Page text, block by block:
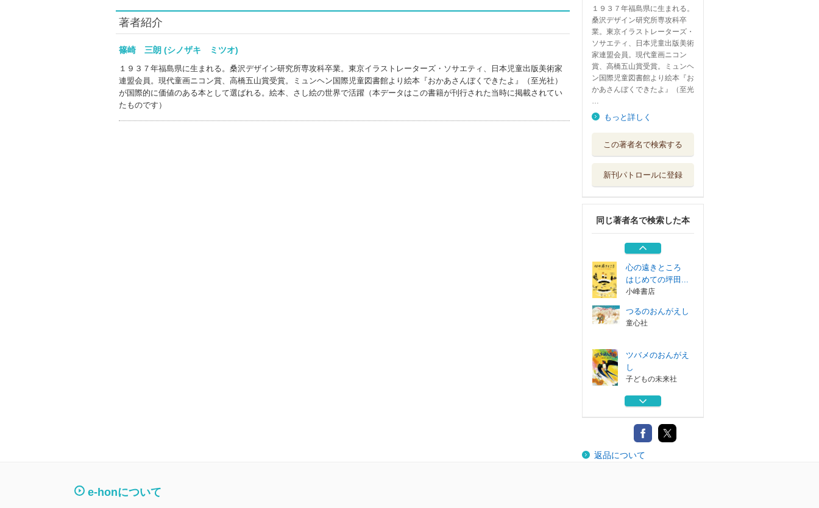
著者紹介
篠崎 三朗 (シノザキ ミツオ)
１９３７年福島県に生まれる。桑沢デザイン研究所専攻科卒業。東京イラストレーターズ・ソサエティ、日本児童出版美術家
連盟会員。現代童画ニコン賞、高橋五山賞受賞。ミュンヘン国際児童図書館より絵本『おかあさんぼくできたよ』（至光社）
が国際的に価値のある本として選ばれる。絵本、さし絵の世界で活躍（本データはこの書籍が刊行された当時に掲載されてい
たものです）
１９３７年福島県に生まれる。
桑沢デザイン研究所専攻科卒
業。東京イラストレーターズ・
ソサエティ、日本児童出版美術
家連盟会員。現代童画ニコン
賞、高橋五山賞受賞。ミュンヘ
ン国際児童図書館より絵本『お
かあさんぼくできたよ』（至光
…
もっと詳しく
この著者名で検索する
新刊パトロールに登録
同じ著者名で検索した本
し
せかいいちぴった
童心社
これだけは知って
おきたい！名作...
ポプラ社
心の遠きところ
はじめての坪田...
小峰書店
つるのおんがえし
童心社
ツバメのおんがえ
し
子どもの未来社
せかいいちぴった
童心社
これだけは知って
おきたい！名作...
返品について
e-honについて